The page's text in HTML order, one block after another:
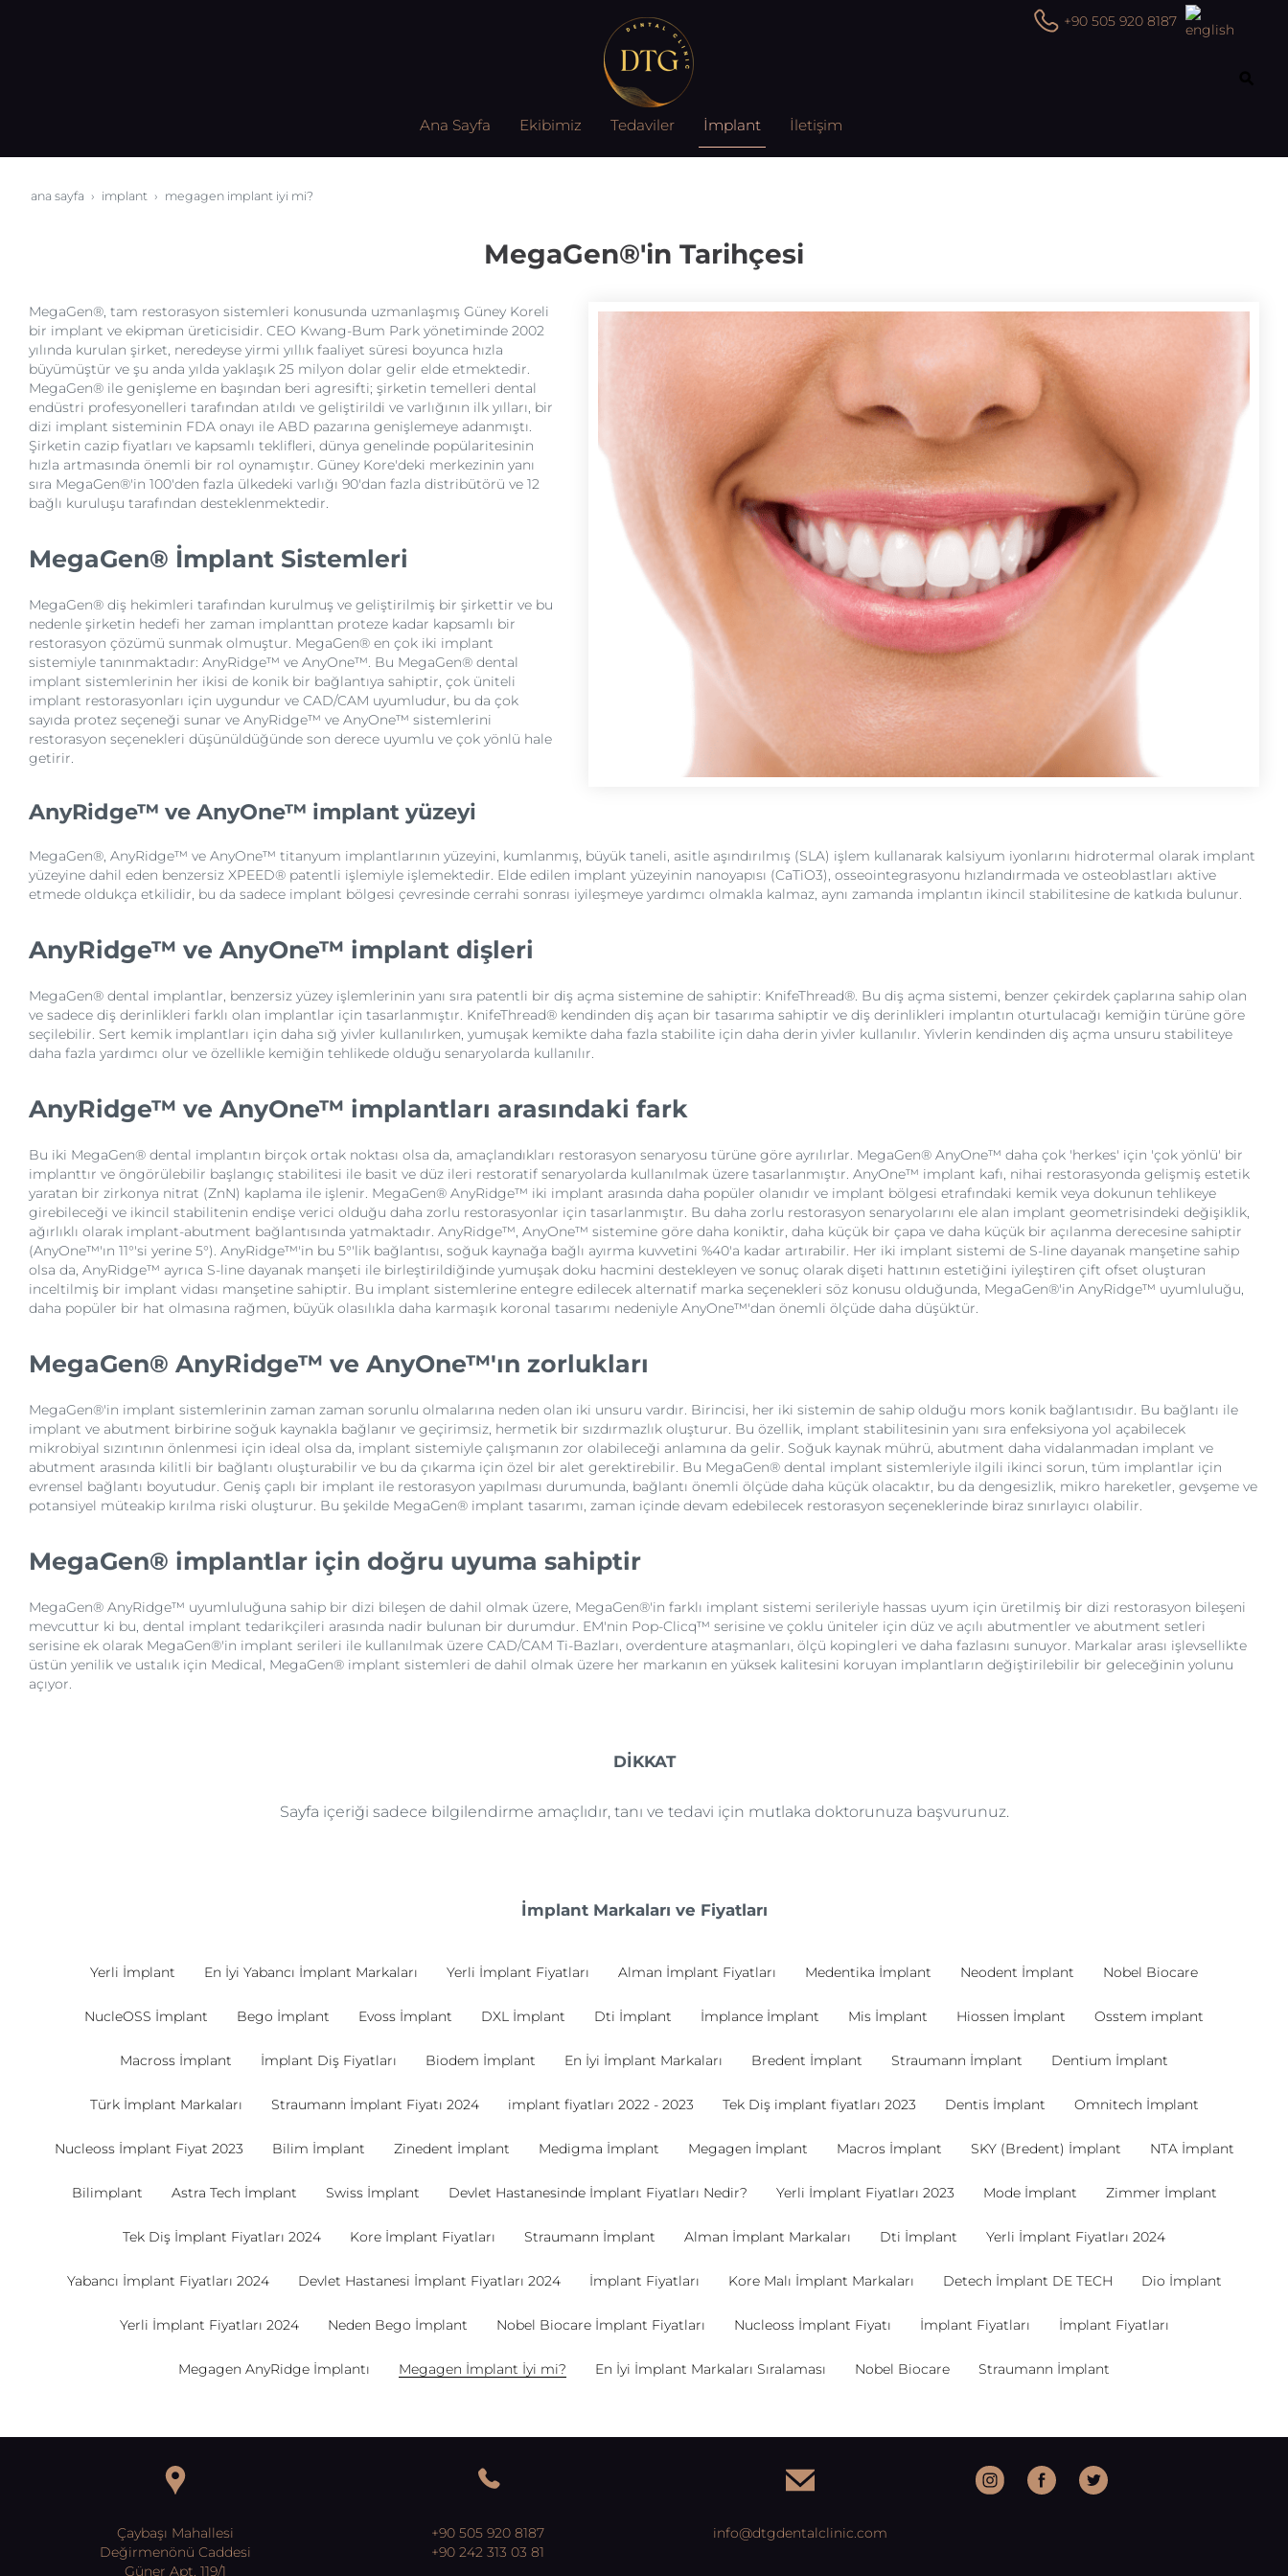
+90 505 920 8187
Ana Sayfa Ekibimiz Tedaviler İmplant İletişim
ana sayfa i̇mplant megagen i̇mplant i̇yi mi?
MegaGen®'in Tarihçesi
MegaGen®, tam restorasyon sistemleri konusunda uzmanlaşmış Güney Koreli
bir implant ve ekipman üreticisidir. CEO Kwang-Bum Park yönetiminde 2002
yılında kurulan şirket, neredeyse yirmi yıllık faaliyet süresi boyunca hızla
büyümüştür ve şu anda yılda yaklaşık 25 milyon dolar gelir elde etmektedir.
MegaGen® ile genişleme en başından beri agresifti; şirketin temelleri dental
endüstri profesyonelleri tarafından atıldı ve geliştirildi ve varlığının ilk yılları, bir
dizi implant sisteminin FDA onayı ile ABD pazarına genişlemeye adanmıştı.
Şirketin cazip fiyatları ve kapsamlı teklifleri, dünya genelinde popülaritesinin
hızla artmasında önemli bir rol oynamıştır. Güney Kore'deki merkezinin yanı
sıra MegaGen®'in 100'den fazla ülkedeki varlığı 90'dan fazla distribütörü ve 12
bağlı kuruluşu tarafından desteklenmektedir.
MegaGen® İmplant Sistemleri
MegaGen® diş hekimleri tarafından kurulmuş ve geliştirilmiş bir şirkettir ve bu
nedenle şirketin hedefi her zaman implanttan proteze kadar kapsamlı bir
restorasyon çözümü sunmak olmuştur. MegaGen® en çok iki implant
sistemiyle tanınmaktadır: AnyRidge™ ve AnyOne™. Bu MegaGen® dental
implant sistemlerinin her ikisi de konik bir bağlantıya sahiptir, çok üniteli
implant restorasyonları için uygundur ve CAD/CAM uyumludur, bu da çok
sayıda protez seçeneği sunar ve AnyRidge™ ve AnyOne™ sistemlerini
restorasyon seçenekleri düşünüldüğünde son derece uyumlu ve çok yönlü hale
getirir.
AnyRidge™ ve AnyOne™ implant yüzeyi
MegaGen®, AnyRidge™ ve AnyOne™ titanyum implantlarının yüzeyini, kumlanmış, büyük taneli, asitle aşındırılmış (SLA) işlem kullanarak kalsiyum iyonlarını hidrotermal olarak implant
yüzeyine dahil eden benzersiz XPEED® patentli işlemiyle işlemektedir. Elde edilen implant yüzeyinin nanoyapısı (CaTiO3), osseointegrasyonu hızlandırmada ve osteoblastları aktive
etmede oldukça etkilidir, bu da sadece implant bölgesi çevresinde cerrahi sonrası iyileşmeye yardımcı olmakla kalmaz, aynı zamanda implantın ikincil stabilitesine de katkıda bulunur.
AnyRidge™ ve AnyOne™ implant dişleri
MegaGen® dental implantlar, benzersiz yüzey işlemlerinin yanı sıra patentli bir diş açma sistemine de sahiptir: KnifeThread®. Bu diş açma sistemi, benzer çekirdek çaplarına sahip olan
ve sadece diş derinlikleri farklı olan implantlar için tasarlanmıştır. KnifeThread® kendinden diş açan bir tasarıma sahiptir ve diş derinlikleri implantın oturtulacağı kemiğin türüne göre
seçilebilir. Sert kemik implantları için daha sığ yivler kullanılırken, yumuşak kemikte daha fazla stabilite için daha derin yivler kullanılır. Yivlerin kendinden diş açma unsuru stabiliteye
daha fazla yardımcı olur ve özellikle kemiğin tehlikede olduğu senaryolarda kullanılır.
AnyRidge™ ve AnyOne™ implantları arasındaki fark
Bu iki MegaGen® dental implantın birçok ortak noktası olsa da, amaçlandıkları restorasyon senaryosu türüne göre ayrılırlar. MegaGen® AnyOne™ daha çok 'herkes' için 'çok yönlü' bir
implanttır ve öngörülebilir başlangıç stabilitesi ile basit ve düz ileri restoratif senaryolarda kullanılmak üzere tasarlanmıştır. AnyOne™ implant kafı, nihai restorasyonda gelişmiş estetik
yaratan bir zirkonya nitrat (ZnN) kaplama ile işlenir. MegaGen® AnyRidge™ iki implant arasında daha popüler olanıdır ve implant bölgesi etrafındaki kemik veya dokunun tehlikeye
girebileceği ve ikincil stabilitenin endişe verici olduğu daha zorlu restorasyonlar için tasarlanmıştır. Bu daha zorlu restorasyon senaryolarını ele alan implant geometrisindeki değişiklik,
ağırlıklı olarak implant-abutment bağlantısında yatmaktadır. AnyRidge™, AnyOne™ sistemine göre daha koniktir, daha küçük bir çapa ve daha küçük bir açılanma derecesine sahiptir
(AnyOne™'ın 11°'si yerine 5°). AnyRidge™'in bu 5°'lik bağlantısı, soğuk kaynağa bağlı ayırma kuvvetini %40'a kadar artırabilir. Her iki implant sistemi de S-line dayanak manşetine sahip
olsa da, AnyRidge™ ayrıca S-line dayanak manşeti ile birleştirildiğinde yumuşak doku hacmini destekleyen ve sonuç olarak dişeti hattının estetiğini iyileştiren çift ofset oluşturan
inceltilmiş bir implant vidası manşetine sahiptir. Bu implant sistemlerine entegre edilecek alternatif marka seçenekleri söz konusu olduğunda, MegaGen®'in AnyRidge™ uyumluluğu,
daha popüler bir hat olmasına rağmen, büyük olasılıkla daha karmaşık koronal tasarımı nedeniyle AnyOne™'dan önemli ölçüde daha düşüktür.
MegaGen® AnyRidge™ ve AnyOne™'ın zorlukları
MegaGen®'in implant sistemlerinin zaman zaman sorunlu olmalarına neden olan iki unsuru vardır. Birincisi, her iki sistemin de sahip olduğu mors konik bağlantısıdır. Bu bağlantı ile
implant ve abutment birbirine soğuk kaynakla bağlanır ve geçirimsiz, hermetik bir sızdırmazlık oluşturur. Bu özellik, implant stabilitesinin yanı sıra enfeksiyona yol açabilecek
mikrobiyal sızıntının önlenmesi için ideal olsa da, implant sistemiyle çalışmanın zor olabileceği anlamına da gelir. Soğuk kaynak mührü, abutment daha vidalanmadan implant ve
abutment arasında kilitli bir bağlantı oluşturabilir ve bu da çıkarma için özel bir alet gerektirebilir. Bu MegaGen® dental implant sistemleriyle ilgili ikinci sorun, tüm implantlar için
evrensel bağlantı boyutudur. Geniş çaplı bir implant ile restorasyon yapılması durumunda, bağlantı önemli ölçüde daha küçük olacaktır, bu da dengesizlik, mikro hareketler, gevşeme ve
potansiyel müteakip kırılma riski oluşturur. Bu şekilde MegaGen® implant tasarımı, zaman içinde devam edebilecek restorasyon seçeneklerinde biraz sınırlayıcı olabilir.
MegaGen® implantlar için doğru uyuma sahiptir
MegaGen® AnyRidge™ uyumluluğuna sahip bir dizi bileşen de dahil olmak üzere, MegaGen®'in farklı implant sistemi serileriyle hassas uyum için üretilmiş bir dizi restorasyon bileşeni
mevcuttur ki bu, dental implant tedarikçileri arasında nadir bulunan bir durumdur. EM'nin Pop-Clicq™ serisine ve çoklu üniteler için düz ve açılı abutmentler ve abutment setleri
serisine ek olarak MegaGen®'in implant serileri ile kullanılmak üzere CAD/CAM Ti-Bazları, overdenture ataşmanları, ölçü kopingleri ve daha fazlasını sunuyor. Markalar arası işlevsellikte
üstün yenilik ve ustalık için Medical, MegaGen® implant sistemleri de dahil olmak üzere her markanın en yüksek kalitesini koruyan implantların değiştirilebilir bir geleceğinin yolunu
açıyor.
DİKKAT
Sayfa içeriği sadece bilgilendirme amaçlıdır, tanı ve tedavi için mutlaka doktorunuza başvurunuz.
İmplant Markaları ve Fiyatları
Yerli İmplant En İyi Yabancı İmplant Markaları Yerli İmplant Fiyatları Alman İmplant Fiyatları Medentika İmplant Neodent İmplant Nobel Biocare
NucleOSS İmplant Bego İmplant Evoss İmplant DXL İmplant Dti İmplant İmplance İmplant Mis İmplant Hiossen İmplant Osstem implant
Macross İmplant İmplant Diş Fiyatları Biodem İmplant En İyi İmplant Markaları Bredent İmplant Straumann İmplant Dentium İmplant
Türk İmplant Markaları Straumann İmplant Fiyatı 2024 implant fiyatları 2022 - 2023 Tek Diş implant fiyatları 2023 Dentis İmplant Omnitech İmplant
Nucleoss İmplant Fiyat 2023 Bilim İmplant Zinedent İmplant Medigma İmplant Megagen İmplant Macros İmplant SKY (Bredent) İmplant NTA İmplant
Bilimplant Astra Tech İmplant Swiss İmplant Devlet Hastanesinde İmplant Fiyatları Nedir? Yerli İmplant Fiyatları 2023 Mode İmplant Zimmer İmplant
Tek Diş İmplant Fiyatları 2024 Kore İmplant Fiyatları Straumann İmplant Alman İmplant Markaları Dti İmplant Yerli İmplant Fiyatları 2024
Yabancı İmplant Fiyatları 2024 Devlet Hastanesi İmplant Fiyatları 2024 İmplant Fiyatları Kore Malı İmplant Markaları Detech İmplant DE TECH Dio İmplant
Yerli İmplant Fiyatları 2024 Neden Bego İmplant Nobel Biocare İmplant Fiyatları Nucleoss İmplant Fiyatı İmplant Fiyatları İmplant Fiyatları
Megagen AnyRidge İmplantı Megagen İmplant İyi mi? En İyi İmplant Markaları Sıralaması Nobel Biocare Straumann İmplant
Çaybaşı Mahallesi
Değirmenönü Caddesi
Güner Apt. 119/1
+90 505 920 8187
+90 242 313 03 81
info@dtgdentalclinic.com